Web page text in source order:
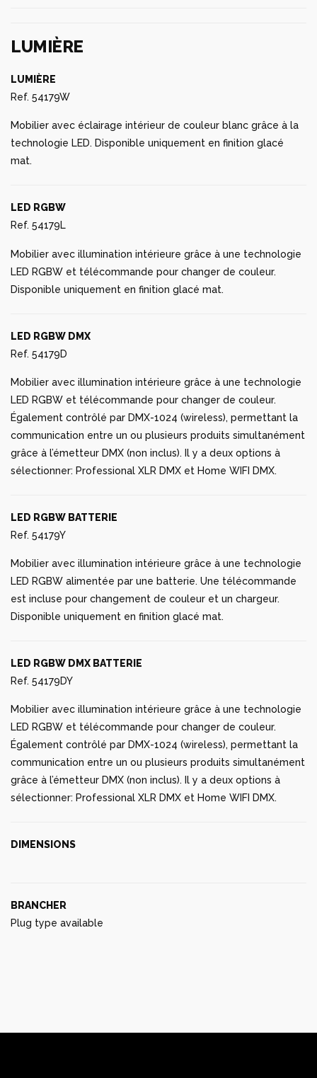
LUMIÈRE
LUMIÈRE
Ref. 54179W
Mobilier avec éclairage intérieur de couleur blanc grâce à la
technologie LED. Disponible uniquement en finition glacé
mat.
LED RGBW
Ref. 54179L
Mobilier avec illumination intérieure grâce à une technologie
LED RGBW et télécommande pour changer de couleur.
Disponible uniquement en finition glacé mat.
LED RGBW DMX
Ref. 54179D
Mobilier avec illumination intérieure grâce à une technologie
LED RGBW et télécommande pour changer de couleur.
Également contrôlé par DMX-1024 (wireless), permettant la
communication entre un ou plusieurs produits simultanément
grâce à l’émetteur DMX (non inclus). Il y a deux options à
sélectionner: Professional XLR DMX et Home WIFI DMX.
LED RGBW BATTERIE
Ref. 54179Y
Mobilier avec illumination intérieure grâce à une technologie
LED RGBW alimentée par une batterie. Une télécommande
est incluse pour changement de couleur et un chargeur.
Disponible uniquement en finition glacé mat.
LED RGBW DMX BATTERIE
Ref. 54179DY
Mobilier avec illumination intérieure grâce à une technologie
LED RGBW et télécommande pour changer de couleur.
Également contrôlé par DMX-1024 (wireless), permettant la
communication entre un ou plusieurs produits simultanément
grâce à l’émetteur DMX (non inclus). Il y a deux options à
sélectionner: Professional XLR DMX et Home WIFI DMX.
DIMENSIONS
BRANCHER
Plug type available